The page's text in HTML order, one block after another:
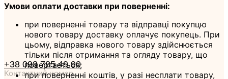
+38 098 785 49 90
Контактний номер
Умови оплати доставки при поверненні:
при поверненні товару та відправці покупцю
нового товару доставку оплачує покупець. При
цьому, відправка нового товару здійснюється
тільки після отримання та огляду товару, що
повертається;
при поверненні коштів, у разі несплати товару,